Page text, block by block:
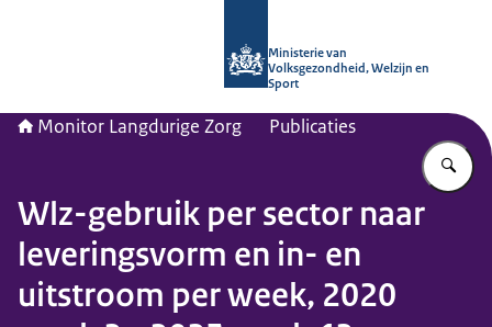
Ministerie van
Volksgezondheid, Welzijn en
Sport
Monitor Langdurige Zorg Publicaties
Wlz-gebruik per sector naar
leveringsvorm en in- en
uitstroom per week, 2020